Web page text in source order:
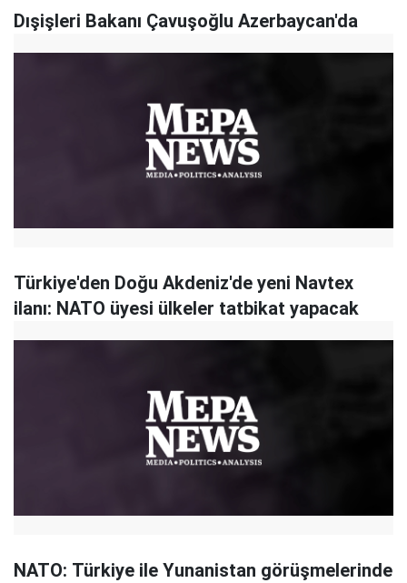
Dışişleri Bakanı Çavuşoğlu Azerbaycan'da
Türkiye'den Doğu Akdeniz'de yeni Navtex
ilanı: NATO üyesi ülkeler tatbikat yapacak
NATO: Türkiye ile Yunanistan görüşmelerinde